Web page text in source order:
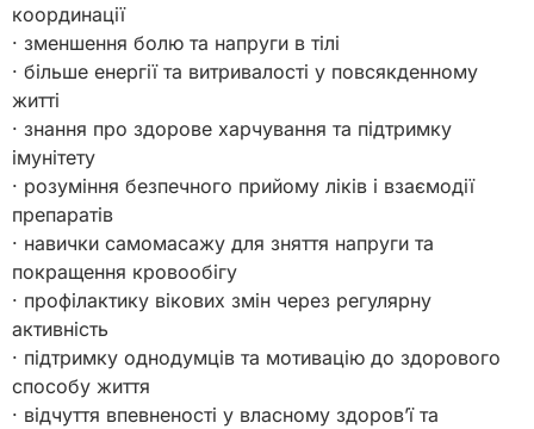
координації
· зменшення болю та напруги в тілі
· більше енергії та витривалості у повсякденному
житті
· знання про здорове харчування та підтримку
імунітету
· розуміння безпечного прийому ліків і взаємодії
препаратів
· навички самомасажу для зняття напруги та
покращення кровообігу
· профілактику вікових змін через регулярну
активність
· підтримку однодумців та мотивацію до здорового
способу життя
· відчуття впевненості у власному здоров’ї та